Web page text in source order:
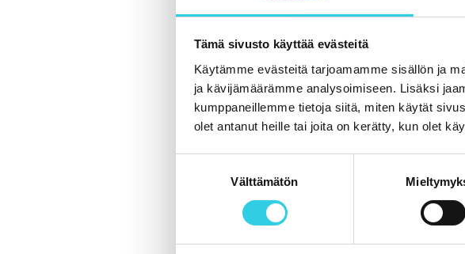
Tämä sivusto käyttää evästeitä
Käytämme evästeitä tarjoamamme sisällön ja
ja kävijämäärämme analysoimiseen. Lisäksi
kumppaneillemme tietoja siitä, miten käytät
olet antanut heille tai joita on kerätty, kun olet
Välttämätön